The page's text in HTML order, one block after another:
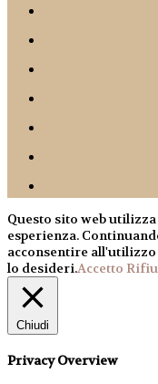
Questo sito web
esperienza.
acconsentire
lo desideri.Accetto
Chiudi
Privacy Overview